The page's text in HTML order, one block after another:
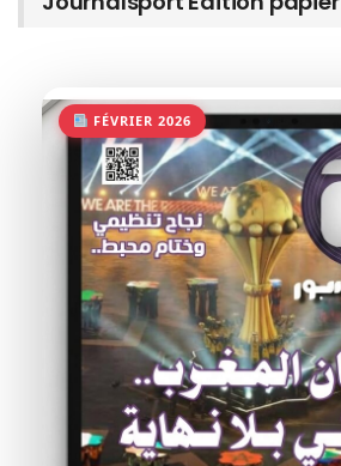
FÉVRIER 2026